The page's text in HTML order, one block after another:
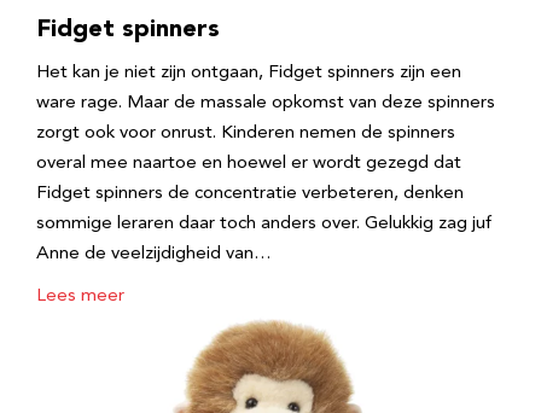
Fidget spinners
Het kan je niet zijn ontgaan, Fidget spinners zijn een
ware rage. Maar de massale opkomst van deze spinners
zorgt ook voor onrust. Kinderen nemen de spinners
overal mee naartoe en hoewel er wordt gezegd dat
Fidget spinners de concentratie verbeteren, denken
sommige leraren daar toch anders over. Gelukkig zag juf
Anne de veelzijdigheid van…
Lees meer